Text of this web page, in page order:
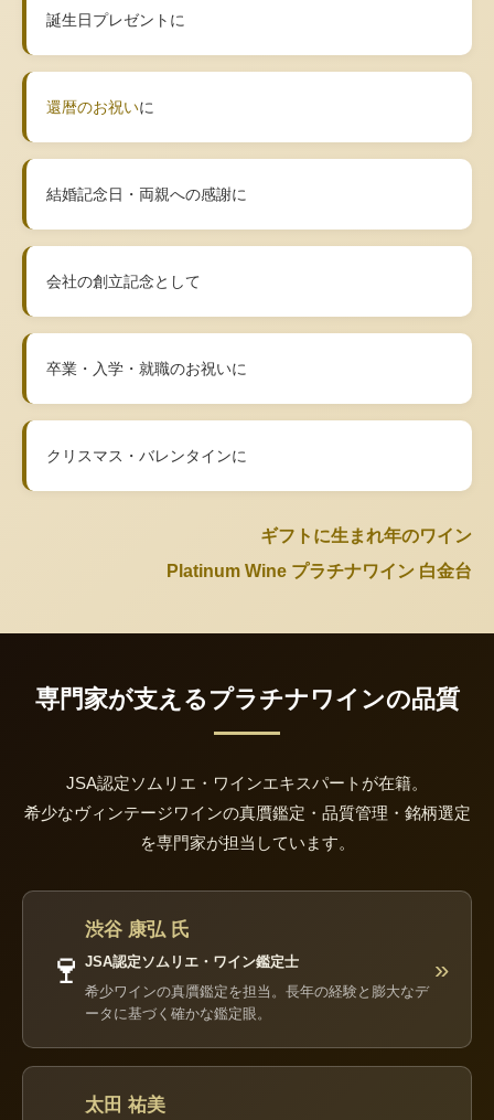
誕生日プレゼントに
還暦のお祝いに
結婚記念日・両親への感謝に
会社の創立記念として
卒業・入学・就職のお祝いに
クリスマス・バレンタインに
ギフトに生まれ年のワイン
Platinum Wine プラチナワイン 白金台
専門家が支えるプラチナワインの品質
JSA認定ソムリエ・ワインエキスパートが在籍。
希少なヴィンテージワインの真贋鑑定・品質管理・銘柄選定
を専門家が担当しています。
🍷
渋谷 康弘 氏
JSA認定ソムリエ・ワイン鑑定士
希少ワインの真贋鑑定を担当。長年の経験と膨大なデ
ータに基づく確かな鑑定眼。
»
太田 祐美